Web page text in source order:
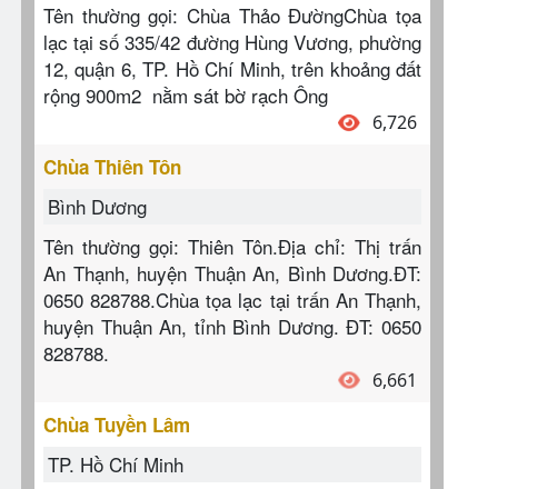
Tên thường gọi: Chùa Thảo ĐườngChùa tọa
lạc tại số 335/42 đường Hùng Vương, phường
12, quận 6, TP. Hồ Chí Minh, trên khoảng đất
rộng 900m2 nằm sát bờ rạch Ông
6,726
Chùa Thiên Tôn
Bình Dương
Tên thường gọi: Thiên Tôn.Địa chỉ: Thị trấn
An Thạnh, huyện Thuận An, Bình Dương.ĐT:
0650 828788.Chùa tọa lạc tại trấn An Thạnh,
huyện Thuận An, tỉnh Bình Dương. ĐT: 0650
828788.
6,661
Chùa Tuyền Lâm
TP. Hồ Chí Minh